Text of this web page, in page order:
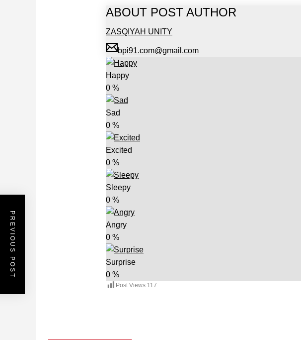
ABOUT POST AUTHOR
ZASQIYAH UNITY
bpi91.com@gmail.com
Happy
0 %
Sad
0 %
Excited
0 %
Sleepy
0 %
Angry
0 %
Surprise
0 %
Post Views:117
PREVIOUS POST